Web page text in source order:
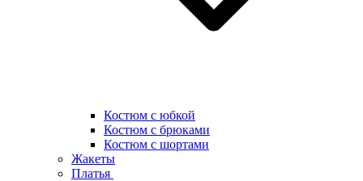
Костюм с юбкой
Костюм с брюками
Костюм с шортами
Жакеты
Платья